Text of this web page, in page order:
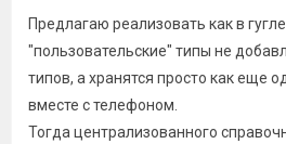
Предлагаю реализовать как в
"пользовательские" типы не
типов, а хранятся просто как еще
вместе с телефоном.
Тогда централизованного